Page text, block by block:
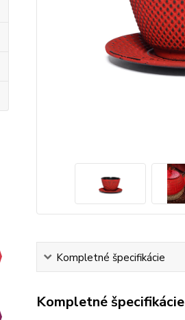
Kompletné špecifikácie
Kompletné špecifikácie